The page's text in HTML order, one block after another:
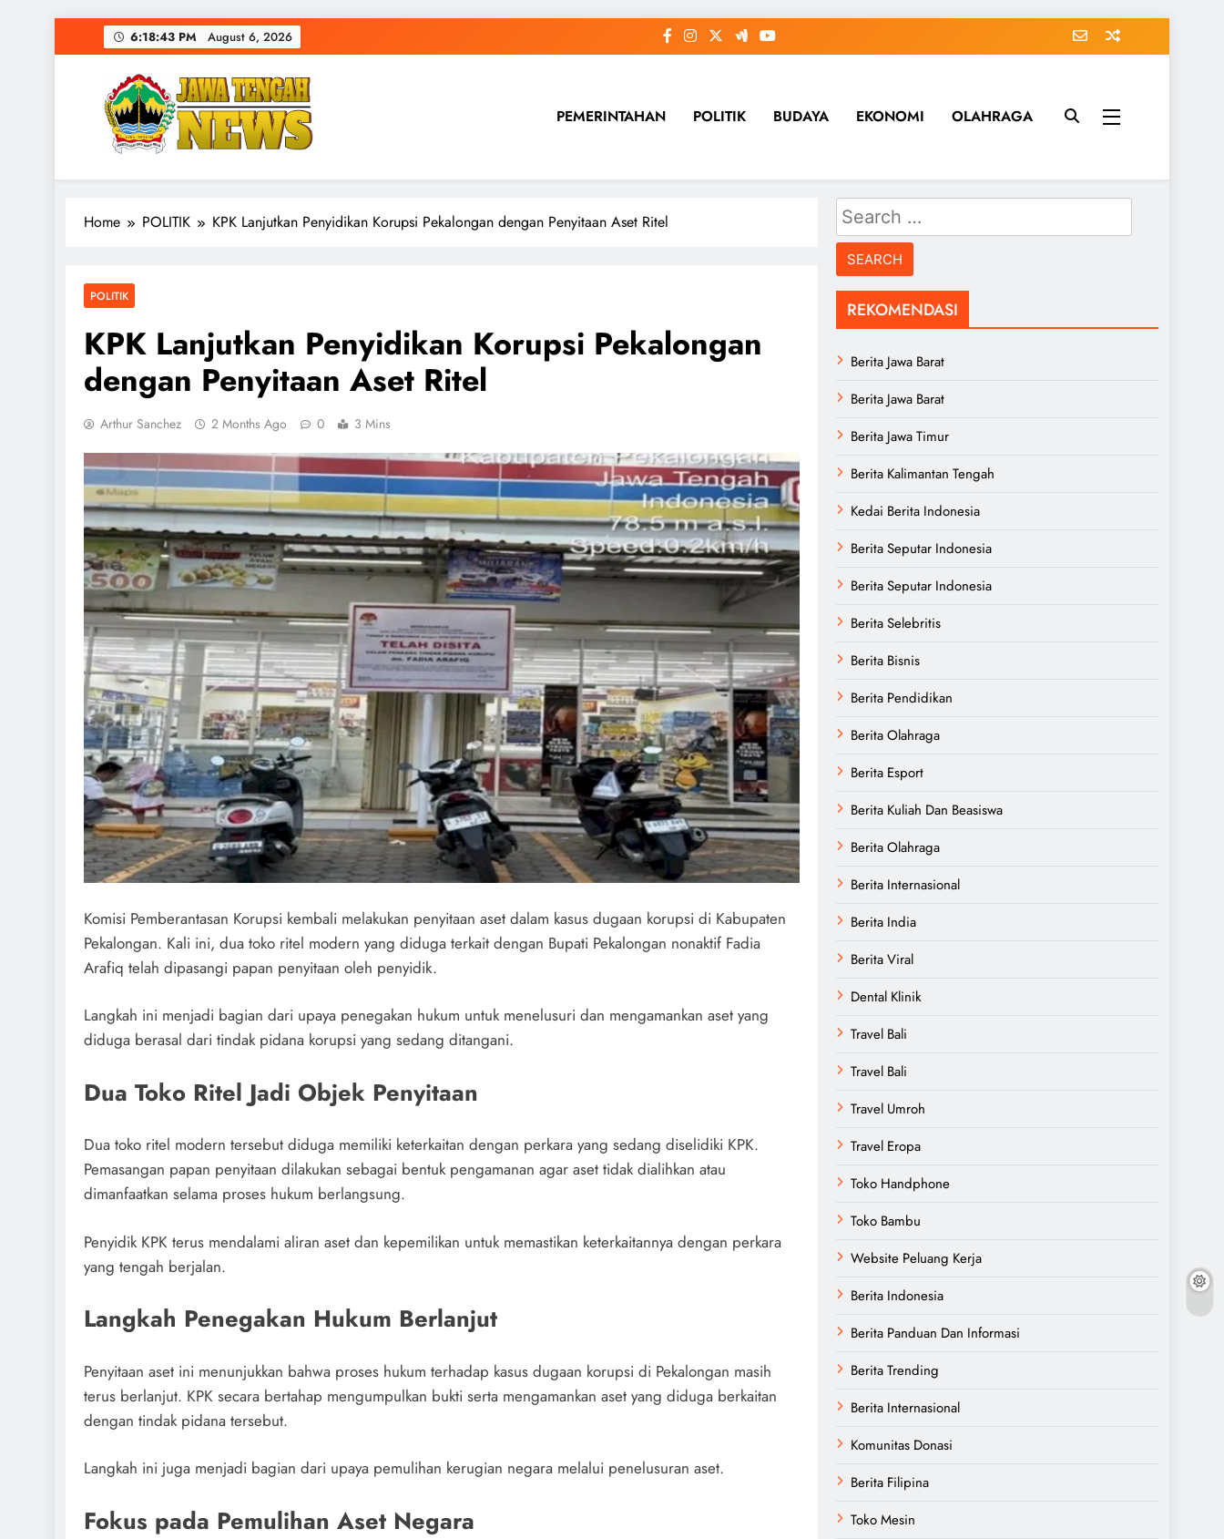
to
6:18:44 PM August 6, 2026
PEMERINTAHAN POLITIK BUDAYA EKONOMI OLAHRAGA
Home POLITIK KPK Lanjutkan Penyidikan Korupsi Pekalongan dengan Penyitaan Aset Ritel
POLITIK
KPK Lanjutkan Penyidikan Korupsi Pekalongan
dengan Penyitaan Aset Ritel
Arthur Sanchez 2 Months Ago 0 3 Mins
Komisi Pemberantasan Korupsi kembali melakukan penyitaan aset dalam kasus dugaan korupsi di Kabupaten
Pekalongan. Kali ini, dua toko ritel modern yang diduga terkait dengan Bupati Pekalongan nonaktif Fadia
Arafiq telah dipasangi papan penyitaan oleh penyidik.
Langkah ini menjadi bagian dari upaya penegakan hukum untuk menelusuri dan mengamankan aset yang
diduga berasal dari tindak pidana korupsi yang sedang ditangani.
Dua Toko Ritel Jadi Objek Penyitaan
Dua toko ritel modern tersebut diduga memiliki keterkaitan dengan perkara yang sedang diselidiki KPK.
Pemasangan papan penyitaan dilakukan sebagai bentuk pengamanan agar aset tidak dialihkan atau
dimanfaatkan selama proses hukum berlangsung.
Penyidik KPK terus mendalami aliran aset dan kepemilikan untuk memastikan keterkaitannya dengan perkara
yang tengah berjalan.
Langkah Penegakan Hukum Berlanjut
Penyitaan aset ini menunjukkan bahwa proses hukum terhadap kasus dugaan korupsi di Pekalongan masih
terus berlanjut. KPK secara bertahap mengumpulkan bukti serta mengamankan aset yang diduga berkaitan
dengan tindak pidana tersebut.
Langkah ini juga menjadi bagian dari upaya pemulihan kerugian negara melalui penelusuran aset.
Fokus pada Pemulihan Aset Negara
Search
for:
REKOMENDASI
Berita Jawa Barat
Berita Jawa Barat
Berita Jawa Timur
Berita Kalimantan Tengah
Kedai Berita Indonesia
Berita Seputar Indonesia
Berita Seputar Indonesia
Berita Selebritis
Berita Bisnis
Berita Pendidikan
Berita Olahraga
Berita Esport
Berita Kuliah Dan Beasiswa
Berita Olahraga
Berita Internasional
Berita India
Berita Viral
Dental Klinik
Travel Bali
Travel Bali
Travel Umroh
Travel Eropa
Toko Handphone
Toko Bambu
Website Peluang Kerja
Berita Indonesia
Berita Panduan Dan Informasi
Berita Trending
Berita Internasional
Komunitas Donasi
Berita Filipina
Toko Mesin